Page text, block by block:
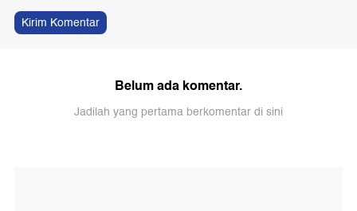
Kirim Komentar
Belum ada komentar.
Jadilah yang pertama berkomentar di sini